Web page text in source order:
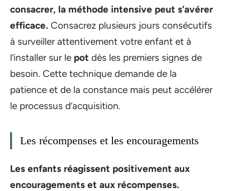
consacrer, la méthode intensive peut s’avérer
efficace. Consacrez plusieurs jours consécutifs
à surveiller attentivement votre enfant et à
l’installer sur le pot dès les premiers signes de
besoin. Cette technique demande de la
patience et de la constance mais peut accélérer
le processus d’acquisition.
Les récompenses et les encouragements
Les enfants réagissent positivement aux
encouragements et aux récompenses.